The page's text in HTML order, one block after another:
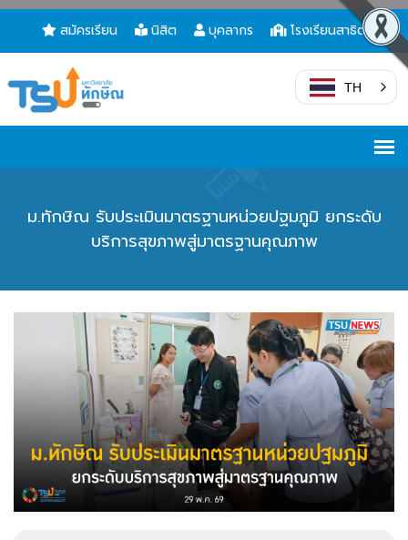
สมัครเรียน นิสิต บุคลากร โรงเรียนสาธิต
TH
ม.ทักษิณ รับประเมินมาตรฐานหน่วยปฐมภูมิ ยกระดับ
บริการสุขภาพสู่มาตรฐานคุณภาพ